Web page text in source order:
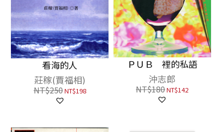
看海的人
莊稼(賈福相)
NT$250NT$198
ＰＵＢ 裡的私語
沖志郎
NT$180NT$142